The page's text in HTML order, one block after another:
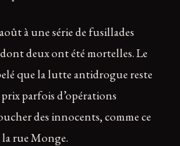
à une série de fusillades
deux ont été mortelles. Le
que la lutte antidrogue reste
parfois d’opérations
des innocents, comme ce
rue Monge.